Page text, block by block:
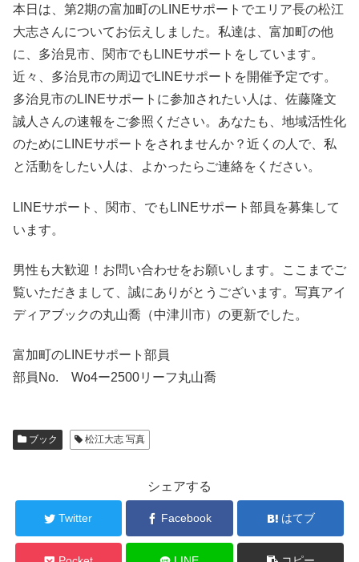
本日は、第2期の富加町のLINEサポートでエリア長の松江
大志さんについてお伝えしました。私達は、富加町の他
に、多治見市、関市でもLINEサポートをしています。
近々、多治見市の周辺でLINEサポートを開催予定です。
多治見市のLINEサポートに参加されたい人は、佐藤隆文
誠人さんの速報をご参照ください。あなたも、地域活性化
のためにLINEサポートをされませんか？近くの人で、私
と活動をしたい人は、よかったらご連絡をください。
LINEサポート、関市、でもLINEサポート部員を募集して
います。
男性も大歓迎！お問い合わせをお願いします。ここまでご
覧いただきまして、誠にありがとうございます。写真アイ
ディアブックの丸山喬（中津川市）の更新でした。
富加町のLINEサポート部員
部員No. Wo4ー2500リーフ丸山喬
ブック 松江大志 写真
シェアする
Twitter Facebook はてブ